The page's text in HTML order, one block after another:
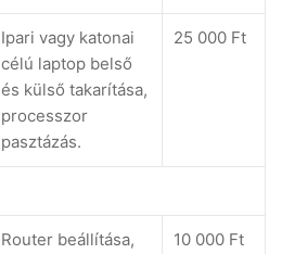
Ipari vagy katonai
célú laptop belső
és külső takarítása,
processzor
pasztázás.
25 000 Ft
Router beállítása,
10 000 Ft